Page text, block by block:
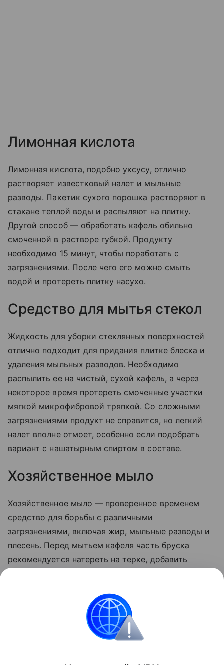
Лимонная кислота
Лимонная кислота, подобно уксусу, отлично
растворяет известковый налет и мыльные
разводы. Пакетик сухого порошка растворяют в
стакане теплой воды и распыляют на плитку.
Другой способ — обработать кафель обильно
смоченной в растворе губкой. Продукту
необходимо 15 минут, чтобы поработать с
загрязнениями. После чего его можно смыть
водой и протереть плитку насухо.
Средство для мытья стекол
Жидкость для уборки стеклянных поверхностей
отлично подходит для придания плитке блеска и
удаления мыльных разводов. Необходимо
распылить ее на чистый, сухой кафель, а через
некоторое время протереть смоченные участки
мягкой микрофибровой тряпкой. Со сложными
загрязнениями продукт не справится, но легкий
налет вполне отмоет, особенно если подобрать
вариант с нашатырным спиртом в составе.
Хозяйственное мыло
Хозяйственное мыло — проверенное временем
средство для борьбы с различными
загрязнениями, включая жир, мыльные разводы и
плесень. Перед мытьем кафеля часть бруска
рекомендуется натереть на терке, добавить
на несколько минут. Затем мыльный концентрат
смывают горячей водой.